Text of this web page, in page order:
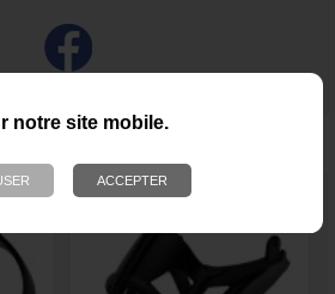
notre site mobile.